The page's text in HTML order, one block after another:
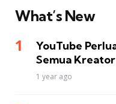
What’s New
YouTube
Semua Kreator
1 year ago